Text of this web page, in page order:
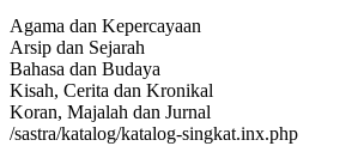
Agama dan Kepercayaan
Arsip dan Sejarah
Bahasa dan Budaya
Kisah, Cerita dan Kronikal
Koran, Majalah dan Jurnal
/sastra/katalog/katalog-singkat.inx.php